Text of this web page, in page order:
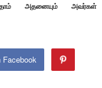
அதனையும் அவர்கள்
Facebook